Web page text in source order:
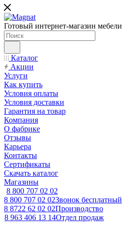
Готовый интернет-магазин мебели
Каталог
Акции
Услуги
Как купить
Условия оплаты
Условия доставки
Гарантия на товар
Компания
О фабрике
Отзывы
Карьера
Контакты
Сертификаты
Скачать каталог
Магазины
8 800 707 02 02
8 800 707 02 02Звонок бесплатный
8 8722 62 02 02Производство
8 963 406 13 14Отдел продаж